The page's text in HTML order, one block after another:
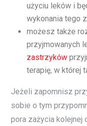
użyciu leków i
wykonania tego
możesz także
przyjmowanych
zastrzyków
terapię, w której
Jeżeli zapomnisz
sobie o tym
pora zażycia kolejnej